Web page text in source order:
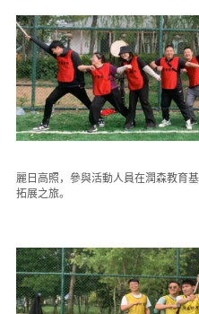
君正產業
投資者關系
招標采購
人才招聘
可持續發展
麗日高照，參與活動人員在潤森教育
拓展之旅。